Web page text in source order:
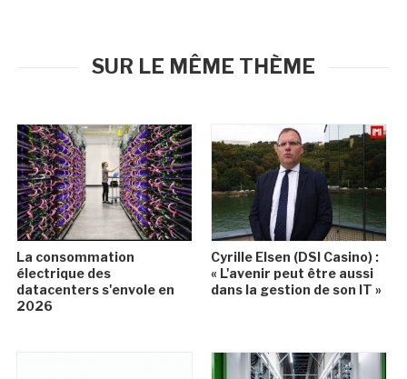
SUR LE MÊME THÈME
La consommation
électrique des
datacenters s'envole en
2026
Cyrille Elsen (DSI Casino) :
« L'avenir peut être aussi
dans la gestion de son IT »